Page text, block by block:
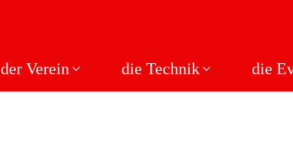
der Verein die Technik die